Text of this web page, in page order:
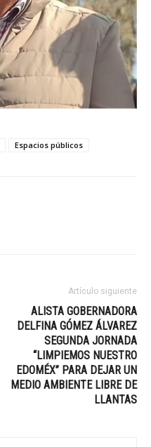
Espacios públicos
Artículo siguiente
ALISTA GOBERNADORA
DELFINA GÓMEZ ÁLVAREZ
SEGUNDA JORNADA
“LIMPIEMOS NUESTRO
EDOMÉX” PARA DEJAR UN
MEDIO AMBIENTE LIBRE DE
LLANTAS